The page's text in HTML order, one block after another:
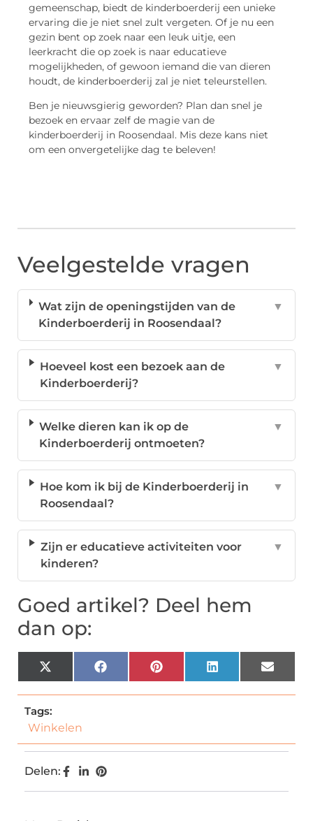
gemeenschap, biedt de kinderboerderij een unieke
ervaring die je niet snel zult vergeten. Of je nu een
gezin bent op zoek naar een leuk uitje, een
leerkracht die op zoek is naar educatieve
mogelijkheden, of gewoon iemand die van dieren
houdt, de kinderboerderij zal je niet teleurstellen.
Ben je nieuwsgierig geworden? Plan dan snel je
bezoek en ervaar zelf de magie van de
kinderboerderij in Roosendaal. Mis deze kans niet
om een onvergetelijke dag te beleven!
Veelgestelde vragen
Wat zijn de openingstijden van de
Kinderboerderij in Roosendaal?
▼
Hoeveel kost een bezoek aan de
Kinderboerderij?
▼
Welke dieren kan ik op de
Kinderboerderij ontmoeten?
▼
Hoe kom ik bij de Kinderboerderij in
Roosendaal?
▼
Zijn er educatieve activiteiten voor
kinderen?
▼
Goed artikel? Deel hem
dan op:
X
(Twitter)
FacebookPinterestLinkedIn Email
Tags:
Winkelen
Delen: